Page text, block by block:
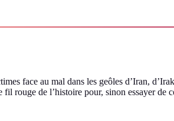
face au mal dans les geôles d’Iran,
rouge de l’histoire pour, sinon essayer de